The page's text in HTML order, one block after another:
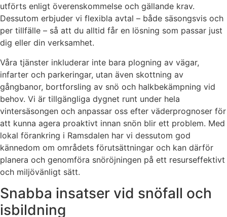
utförts enligt överenskommelse och gällande krav.
Dessutom erbjuder vi flexibla avtal – både säsongsvis och
per tillfälle – så att du alltid får en lösning som passar just
dig eller din verksamhet.
Våra tjänster inkluderar inte bara plogning av vägar,
infarter och parkeringar, utan även skottning av
gångbanor, bortforsling av snö och halkbekämpning vid
behov. Vi är tillgängliga dygnet runt under hela
vintersäsongen och anpassar oss efter väderprognoser för
att kunna agera proaktivt innan snön blir ett problem. Med
lokal förankring i Ramsdalen har vi dessutom god
kännedom om områdets förutsättningar och kan därför
planera och genomföra snöröjningen på ett resurseffektivt
och miljövänligt sätt.
Snabba insatser vid snöfall och
isbildning